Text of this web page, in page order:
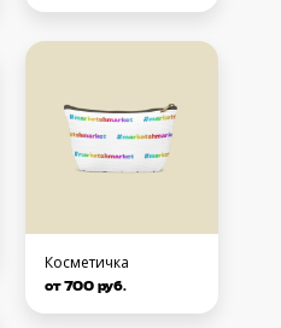
Косметичка
от 700 руб.